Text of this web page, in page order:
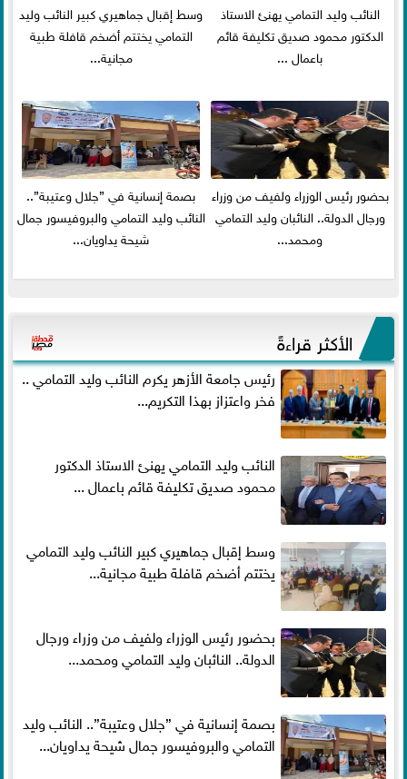
النائب وليد التمامي يهنئ الاستاذ
الدكتور محمود صديق تكليفة قائم
باعمال ...
وسط إقبال جماهيري كبير النائب وليد
التمامي يختتم أضخم قافلة طبية
مجانية...
بحضور رئيس الوزراء ولفيف من وزراء
ورجال الدولة.. النائبان وليد التمامي
ومحمد...
بصمة إنسانية في ”جلال وعتيبة”..
النائب وليد التمامي والبروفيسور جمال
شيحة يداويان...
الأكثر قراءةً
رئيس جامعة الأزهر يكرم النائب وليد التمامي ..
فخر واعتزاز بهذا التكريم...
النائب وليد التمامي يهنئ الاستاذ الدكتور
محمود صديق تكليفة قائم باعمال ...
وسط إقبال جماهيري كبير النائب وليد التمامي
يختتم أضخم قافلة طبية مجانية...
بحضور رئيس الوزراء ولفيف من وزراء ورجال
الدولة.. النائبان وليد التمامي ومحمد...
بصمة إنسانية في ”جلال وعتيبة”.. النائب وليد
التمامي والبروفيسور جمال شيحة يداويان...